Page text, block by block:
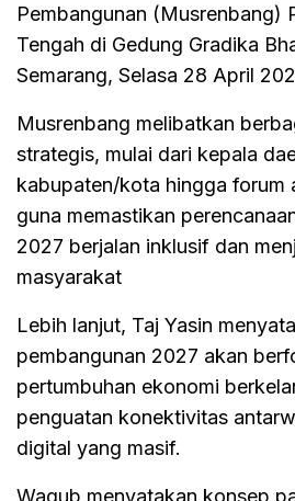
Pembangunan (Musrenbang)
Tengah di Gedung Gradika
Semarang, Selasa 28 April
Musrenbang melibatkan
strategis, mulai dari kepala
kabupaten/kota hingga forum
guna memastikan
2027 berjalan inklusif dan
masyarakat
Lebih lanjut, Taj Yasin
pembangunan 2027 akan
pertumbuhan ekonomi
penguatan konektivitas
digital yang masif.
Wagub menyatakan konsep